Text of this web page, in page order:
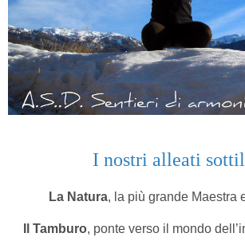
I nostri alleati
La Natura, la più grande Maestra
Il Tamburo, ponte verso il mondo